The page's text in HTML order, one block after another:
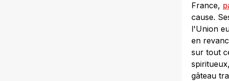
France,
cause.
l'Union
en
sur tout
gâteau